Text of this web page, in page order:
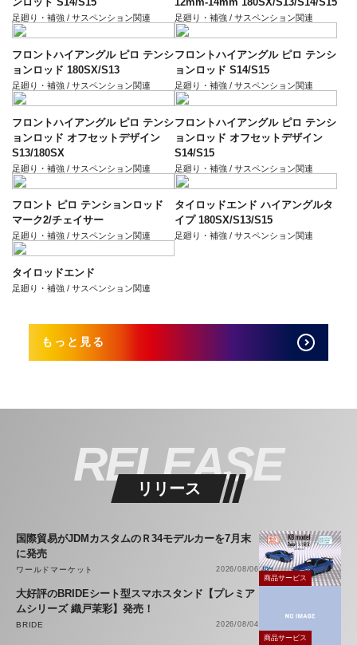
足廻り・補強 / サスペンション関連 足廻り・補強 / サスペンション関連
フロントハイアングル ピロ テンシ
ョンロッド 180SX/S13
足廻り・補強 / サスペンション関連
フロントハイアングル ピロ テンシ
ョンロッド S14/S15
足廻り・補強 / サスペンション関連
フロントハイアングル ピロ テンシ
ョンロッド オフセットデザイン
S13/180SX
足廻り・補強 / サスペンション関連
フロントハイアングル ピロ テンシ
ョンロッド オフセットデザイン
S14/S15
足廻り・補強 / サスペンション関連
フロント ピロ テンションロッド
マーク2/チェイサー
足廻り・補強 / サスペンション関連
タイロッドエンド ハイアングルタ
イプ 180SX/S13/S15
足廻り・補強 / サスペンション関連
タイロッドエンド
足廻り・補強 / サスペンション関連
もっと見る
RELEASE
リリース
国際貿易がJDMカスタムのＲ34モデルカーを7月末
に発売
ワールドマーケット
2026/08/06
商品サービス
大好評のBRIDEシート型スマホスタンド【プレミア
ムシリーズ 織戸茉彩】発売！
BRIDE
2026/08/04
商品サービス